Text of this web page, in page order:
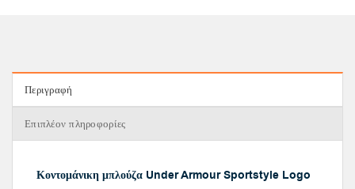
Περιγραφή
Επιπλέον πληροφορίες
Κοντομάνικη μπλούζα Under Armour Sportstyle Logo